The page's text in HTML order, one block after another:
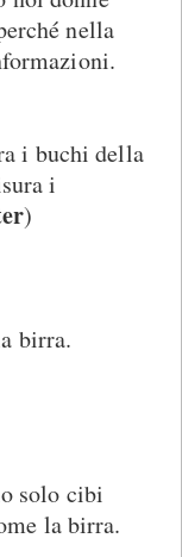
nella
i buchi della
i
)
birra.
solo cibi
la birra.